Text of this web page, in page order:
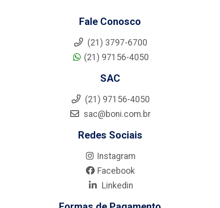
Fale Conosco
(21) 3797-6700
(21) 97156-4050
SAC
(21) 97156-4050
sac@boni.com.br
Redes Sociais
Instagram
Facebook
Linkedin